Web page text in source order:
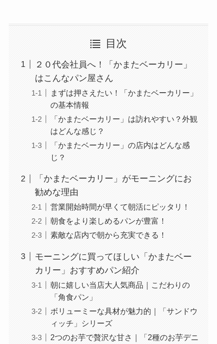
目次
２０代会社員へ！「かまたベーカリー」
はこんなパン屋さん
まずは押さえたい！「かまたベーカリー」
の基本情報
「かまたベーカリー」は訪れやすい？外観
はどんな感じ？
「かまたベーカリー」の店内はどんな感
じ？
「かまたベーカリー」がモーニングにお
勧めな理由
営業開始時間が早くて朝活にピッタリ！
朝食をより楽しめるパンが豊富！
素敵な店内で朝から充実できる！
モーニングに買ってほしい「かまたベー
カリー」おすすめパン紹介
朝に嬉しい当店大人気商品｜こだわりの
「角食パン」
ボリューミーな具材が魅力的｜「サンドウ
ィッチ」シリーズ
2つのお芋で贅沢な甘さ｜「2種のお芋デニ